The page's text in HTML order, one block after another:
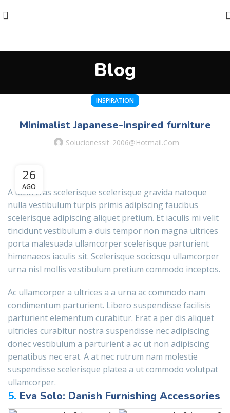
Blog
INSPIRATION
Minimalist Japanese-inspired furniture
Solucionessit_2006@hotmail.com
26
AGO
A taciti cras scelerisque scelerisque gravida natoque
nulla vestibulum turpis primis adipiscing faucibus
scelerisque adipiscing aliquet pretium. Et iaculis mi velit
tincidunt vestibulum a duis tempor non magna ultrices
porta malesuada ullamcorper scelerisque parturient
himenaeos iaculis sit. Scelerisque sociosqu ullamcorper
urna nisl mollis vestibulum pretium commodo inceptos.
Ac ullamcorper a ultrices a a urna ac commodo nam
condimentum parturient. Libero suspendisse facilisis
parturient elementum curabitur. Erat a per dis aliquet
ultricies curabitur nostra suspendisse nec adipiscing
donec vestibulum a parturient a ac ut non adipiscing
penatibus nec erat. A at nec rutrum nam molestie
suspendisse scelerisque platea a ut commodo volutpat
ullamcorper.
5. Eva Solo: Danish Furnishing Accessories